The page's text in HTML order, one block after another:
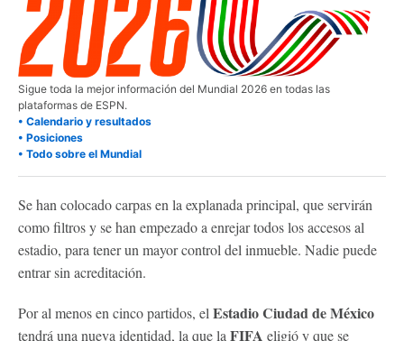
Sigue toda la mejor información del Mundial 2026 en todas las
plataformas de ESPN.
• Calendario y resultados
• Posiciones
• Todo sobre el Mundial
Se han colocado carpas en la explanada principal, que servirán
como filtros y se han empezado a enrejar todos los accesos al
estadio, para tener un mayor control del inmueble. Nadie puede
entrar sin acreditación.
Por al menos en cinco partidos, elEstadio Ciudad de México
tendrá una nueva identidad, la que laFIFA eligió y que se